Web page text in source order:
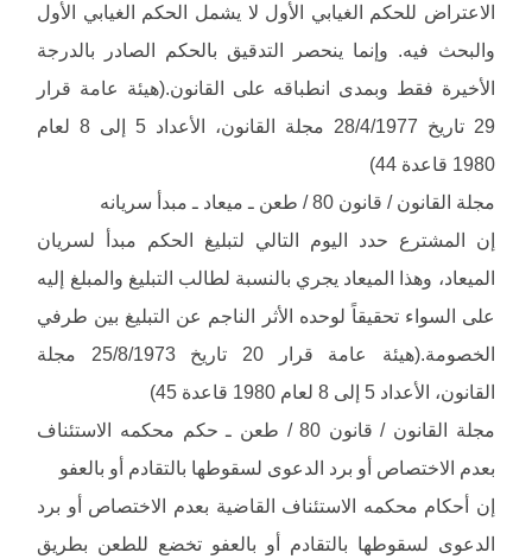
الاعتراض للحكم الغيابي الأول لا يشمل الحكم الغيابي الأول
والبحث فيه. وإنما ينحصر التدقيق بالحكم الصادر بالدرجة
الأخيرة فقط وبمدى انطباقه على القانون.(هيئة عامة قرار
29 تاريخ 28/4/1977 مجلة القانون، الأعداد 5 إلى 8 لعام
1980 قاعدة 44)
مجلة القانون / قانون 80 / طعن ـ ميعاد ـ مبدأ سريانه
إن المشترع حدد اليوم التالي لتبليغ الحكم مبدأ لسريان
الميعاد، وهذا الميعاد يجري بالنسبة لطالب التبليغ والمبلغ إليه
على السواء تحقيقاً لوحده الأثر الناجم عن التبليغ بين طرفي
الخصومة.(هيئة عامة قرار 20 تاريخ 25/8/1973 مجلة
القانون، الأعداد 5 إلى 8 لعام 1980 قاعدة 45)
مجلة القانون / قانون 80 / طعن ـ حكم محكمه الاستئناف
بعدم الاختصاص أو برد الدعوى لسقوطها بالتقادم أو بالعفو
إن أحكام محكمه الاستئناف القاضية بعدم الاختصاص أو برد
الدعوى لسقوطها بالتقادم أو بالعفو تخضع للطعن بطريق